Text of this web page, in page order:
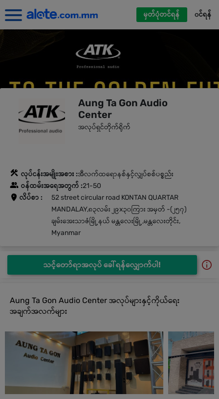
မှတ်ပုံတင်ရန် ၀င်ရန်
Aung Ta Gon Audio
Center
အလုပ်ရှင်တိုက်ရိုက်
လုပ်ငန်းအမျိုးအစား :အီလက်ထရောနစ်နှင့်လျှပ်စစ်ပစ္စည်း
ဝန်ထမ်းအရေအတွက် :21-50
လိပ်စာ :
52 street circular road KONTAN QUARTAR
MANDALAY,၈၃လမ်း ၂၉x၃၀ကြား အမှတ် -(၂၅၇)
ချမ်းအေးသာဇံမြို့နယ် မန္တလေးမြို့,မန္တလေးတိုင်း,
Myanmar
သင့်တော်ရာအလုပ် ခေါ်ရန်လျှောက်ပါ!
Aung Ta Gon Audio Center အလုပ်များနှင့်ကိုယ်ရေး
အချက်အလက်များ